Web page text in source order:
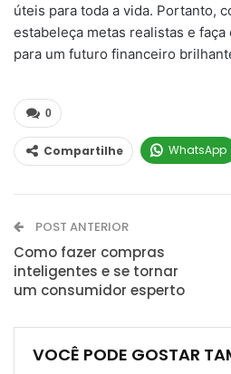
úteis para toda a vida. Portanto,
estabeleça metas realistas e
para um futuro financeiro
0
Compartilhe WhatsApp
POST ANTERIOR
Como fazer compras
inteligentes e se tornar
um consumidor esperto
VOCÊ PODE GOSTAR